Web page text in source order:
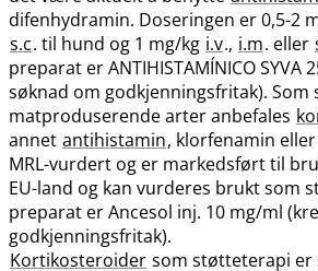
difenhydramin. Doseringen er 0,5-2
s.c. til hund og 1 mg/kg i.v., i.m. eller
preparat er ANTIHISTAMÍNICO SYVA
søknad om godkjenningsfritak).
matproduserende arter anbefales
annet antihistamin, klorfenamin
MRL-vurdert og er markedsført til
EU-land og kan vurderes brukt som
preparat er Ancesol inj. 10 mg/ml
godkjenningsfritak).
Kortikosteroider som støtteterapi er